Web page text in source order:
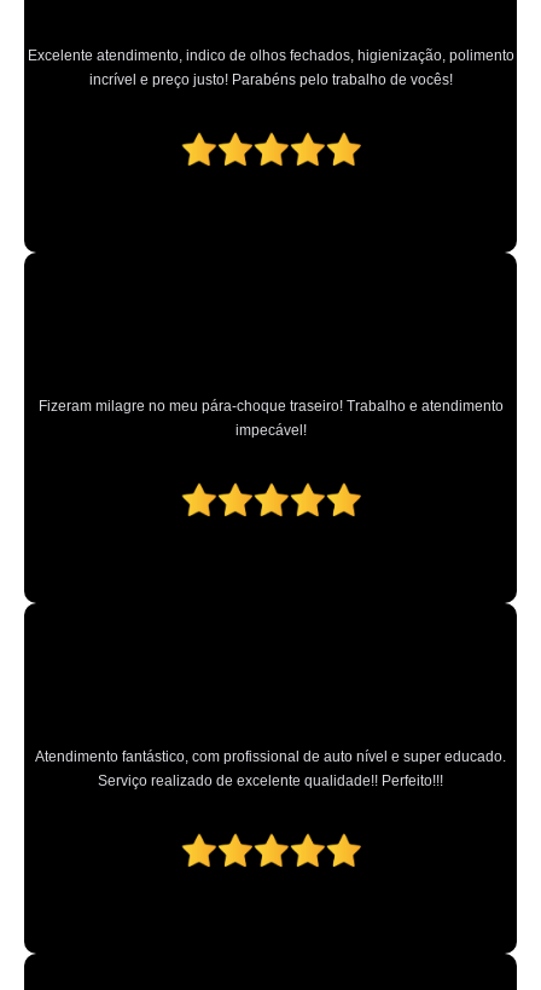
Excelente atendimento, indico de olhos fechados, higienização, polimento
incrível e preço justo! Parabéns pelo trabalho de vocês!
Fizeram milagre no meu pára-choque traseiro! Trabalho e atendimento
impecável!
Atendimento fantástico, com profissional de auto nível e super educado.
Serviço realizado de excelente qualidade!! Perfeito!!!